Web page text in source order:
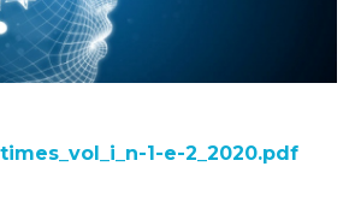
1-e-2_2020.pdf